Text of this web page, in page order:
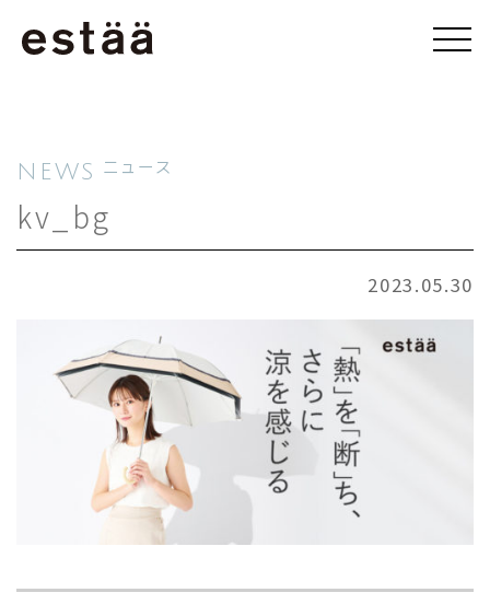
NEWS ニュース
kv_bg
2023.05.30